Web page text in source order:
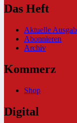
Das Heft
Aktuelle
Abonnieren
Archiv
Kommerz
Shop
Digital